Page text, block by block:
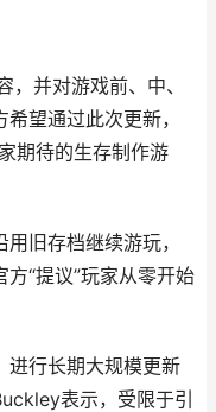
，并对游戏前、中、
望通过此次更新，
期待的生存制作游
旧存档继续游玩，
“提议”玩家从零开始
进行长期大规模更新
表示，受限于引